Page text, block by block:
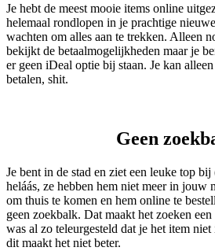
Je hebt de meest mooie items online
helemaal rondlopen in je prachtige
wachten om alles aan te trekken. Alleen
bekijkt de betaalmogelijkheden maar je
er geen iDeal optie bij staan. Je kan
betalen, shit.
Geen
Je bent in de stad en ziet een leuke top
heláás, ze hebben hem niet meer in jouw
om thuis te komen en hem online te
geen zoekbalk. Dat maakt het zoeken
was al zo teleurgesteld dat je het item
dit maakt het niet beter.